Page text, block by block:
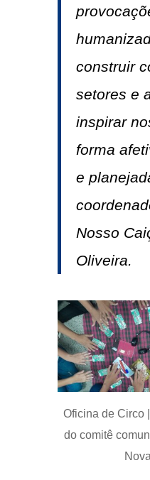
construir
setores e
inspirar
forma
e
Nosso
Oliveira.
Oficina de Circo
do comitê